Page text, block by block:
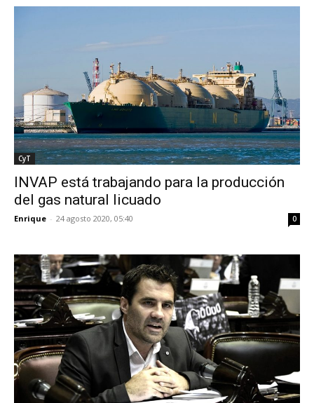
CyT
INVAP está trabajando para la producción
del gas natural licuado
Enrique - 24 agosto 2020, 05:40 0